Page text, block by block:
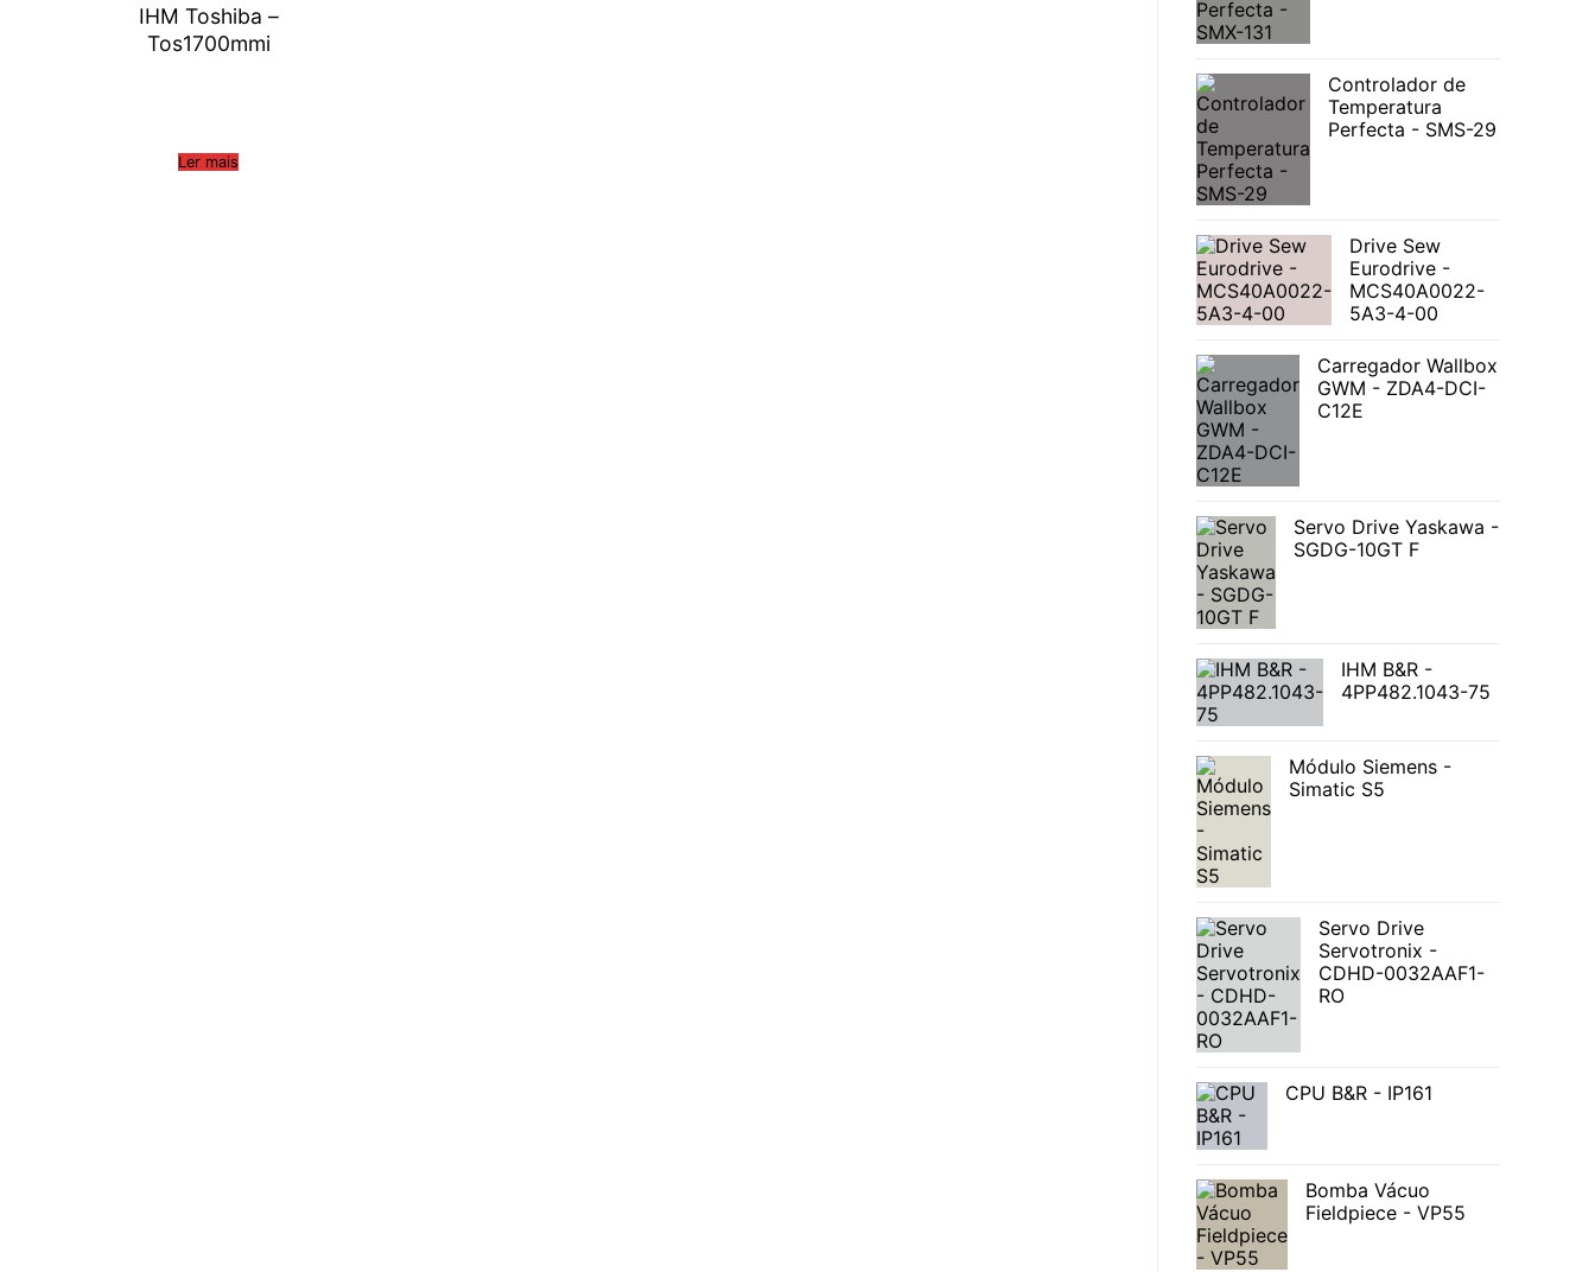
IHM Toshiba –
Tos1700mmi
Ler mais
Controlador de
Temperatura
Perfecta - SMS-29
Drive Sew
Eurodrive -
MCS40A0022-
5A3-4-00
Carregador Wallbox
GWM - ZDA4-DCI-
C12E
Servo Drive Yaskawa -
SGDG-10GT F
IHM B&R -
4PP482.1043-75
Módulo Siemens -
Simatic S5
Servo Drive
Servotronix -
CDHD-0032AAF1-
RO
CPU B&R - IP161
Bomba Vácuo
Fieldpiece - VP55